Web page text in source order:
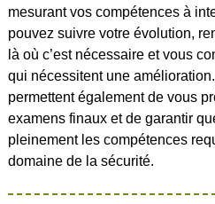
mesurant vos compétences à
pouvez suivre votre évolution,
là où c’est nécessaire et vous
qui nécessitent une
permettent également de vous
examens finaux et de garantir
pleinement les compétences
domaine de la sécurité.